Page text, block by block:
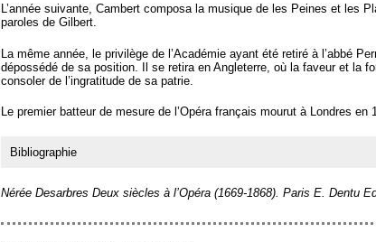
L’année suivante, Cambert composa la musique de les Peines et les
paroles de Gilbert.
La même année, le privilège de l’Académie ayant été retiré à l’abbé
dépossédé de sa position. Il se retira en Angleterre, où la faveur et la
consoler de l’ingratitude de sa patrie.
Le premier batteur de mesure de l’Opéra français mourut à Londres en
Bibliographie
Nérée Desarbres Deux siècles à l’Opéra (1669-1868). Paris E. Dentu